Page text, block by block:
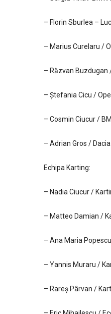
– Florin Sburlea –
– Marius Curelaru /
– Răzvan Buzdugan
– Ștefania Cicu /
– Cosmin Ciucur /
– Adrian Gros /
Echipa Karting:
– Nadia Ciucur /
– Matteo Damian /
– Ana Maria
– Yannis Muraru /
– Rareș Pârvan /